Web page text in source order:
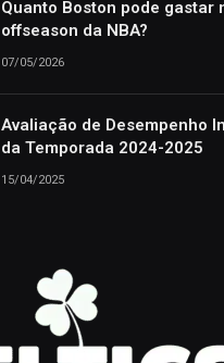
Quanto Boston pode gastar
offseason da NBA?
07/05/2026
Avaliação de Desempenho
da Temporada 2024-2025
15/04/2025